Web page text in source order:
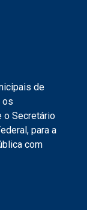
de
os
o Secretário
para a
com